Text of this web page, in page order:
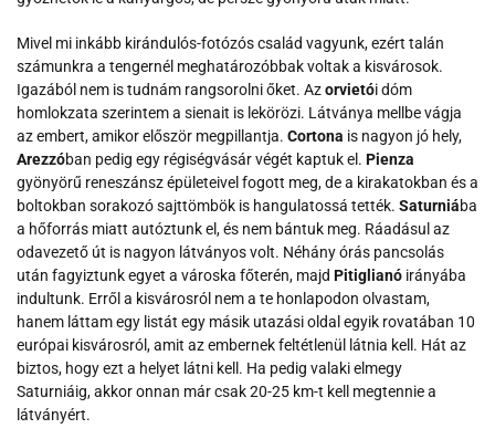
Mivel mi inkább kirándulós-fotózós család vagyunk, ezért talán
számunkra a tengernél meghatározóbbak voltak a kisvárosok.
Igazából nem is tudnám rangsorolni őket. Azorvietói dóm
homlokzata szerintem a sienait is lekörözi. Látványa mellbe vágja
az embert, amikor először megpillantja. Cortona is nagyon jó hely,
Arezzóban pedig egy régiségvásár végét kaptuk el. Pienza
gyönyörű reneszánsz épületeivel fogott meg, de a kirakatokban és a
boltokban sorakozó sajttömbök is hangulatossá tették. Saturniába
a hőforrás miatt autóztunk el, és nem bántuk meg. Ráadásul az
odavezető út is nagyon látványos volt. Néhány órás pancsolás
után fagyiztunk egyet a városka főterén, majd Pitiglianó irányába
indultunk. Erről a kisvárosról nem a te honlapodon olvastam,
hanem láttam egy listát egy másik utazási oldal egyik rovatában 10
európai kisvárosról, amit az embernek feltétlenül látnia kell. Hát az
biztos, hogy ezt a helyet látni kell. Ha pedig valaki elmegy
Saturniáig, akkor onnan már csak 20-25 km-t kell megtennie a
látványért.